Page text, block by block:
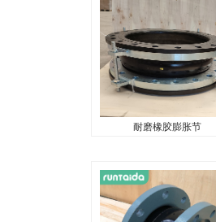
耐磨橡胶膨胀节
...